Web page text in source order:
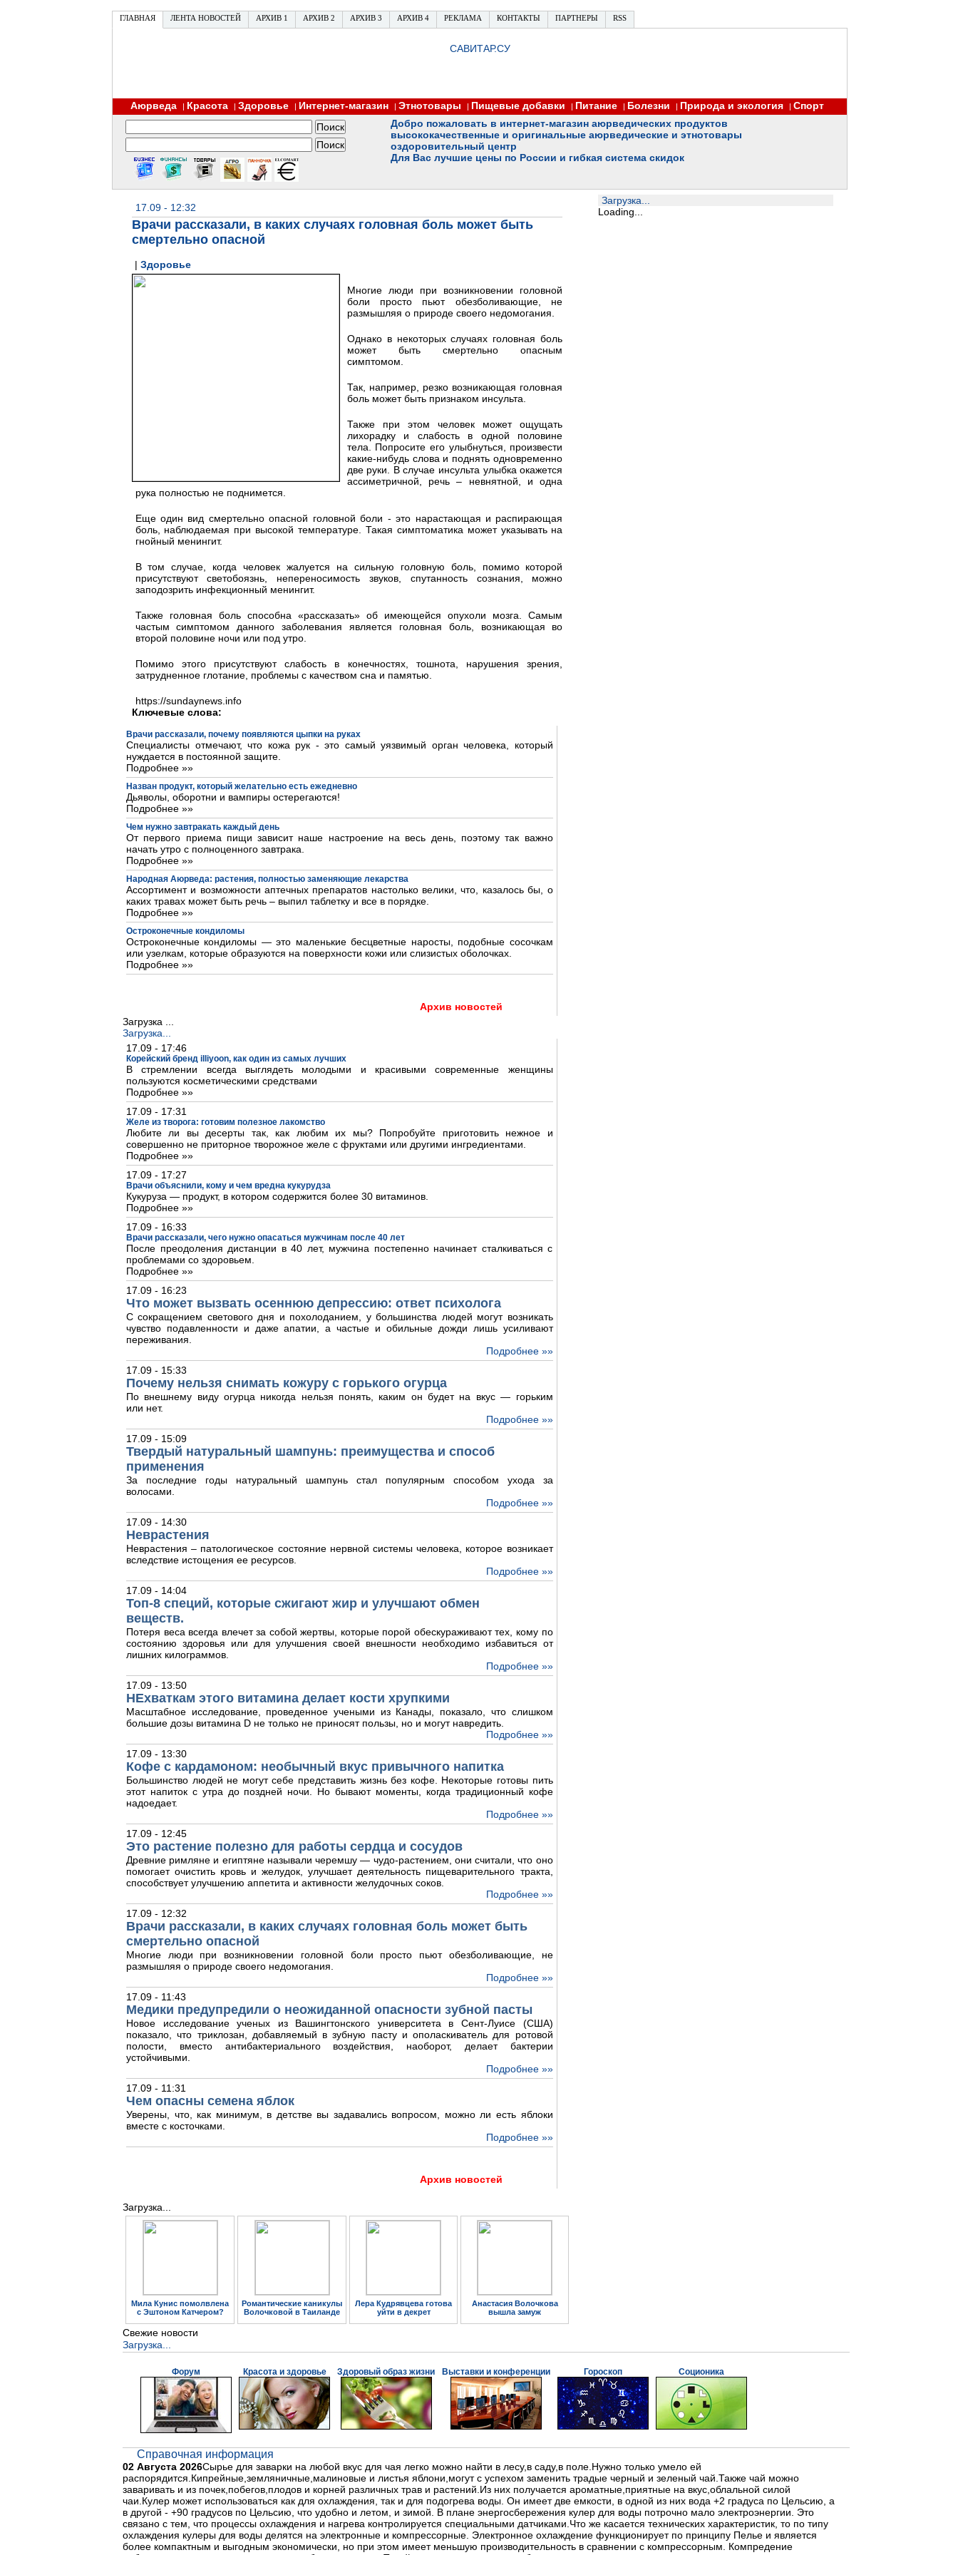
ГЛАВНАЯ ЛЕНТА НОВОСТЕЙ АРХИВ 1 АРХИВ 2 АРХИВ 3 АРХИВ 4 РЕКЛАМА КОНТАКТЫ ПАРТНЕРЫ RSS
САВИТАР.СУ
Аюрведа | Красота | Здоровье | Интернет-магазин | Этнотовары | Пищевые добавки | Питание | Болезни | Природа и экология | Спорт
Добро пожаловать в интернет-магазин аюрведических продуктов
высококачественные и оригинальные аюрведические и этнотовары
оздоровительный центр
Для Вас лучшие цены по России и гибкая система скидок
17.09 - 12:32
Врачи рассказали, в каких случаях головная боль может быть
смертельно опасной
| Здоровье
Многие люди при возникновении головной
боли просто пьют обезболивающие, не
размышляя о природе своего недомогания.
Однако в некоторых случаях головная боль
может быть смертельно опасным
симптомом.
Так, например, резко возникающая головная
боль может быть признаком инсульта.
Также при этом человек может ощущать
лихорадку и слабость в одной половине
тела. Попросите его улыбнуться, произвести
какие-нибудь слова и поднять одновременно
две руки. В случае инсульта улыбка окажется
ассиметричной, речь – невнятной, и одна
рука полностью не поднимется.
Еще один вид смертельно опасной головной боли - это нарастающая и распирающая
боль, наблюдаемая при высокой температуре. Такая симптоматика может указывать на
гнойный менингит.
В том случае, когда человек жалуется на сильную головную боль, помимо которой
присутствуют светобоязнь, непереносимость звуков, спутанность сознания, можно
заподозрить инфекционный менингит.
Также головная боль способна «рассказать» об имеющейся опухоли мозга. Самым
частым симптомом данного заболевания является головная боль, возникающая во
второй половине ночи или под утро.
Помимо этого присутствуют слабость в конечностях, тошнота, нарушения зрения,
затрудненное глотание, проблемы с качеством сна и памятью.
https://sundaynews.info
Ключевые слова:
Врачи рассказали, почему появляются цыпки на руках
Специалисты отмечают, что кожа рук - это самый уязвимый орган человека, который
нуждается в постоянной защите.
Подробнее »»
Назван продукт, который желательно есть ежедневно
Дьяволы, оборотни и вампиры остерегаются!
Подробнее »»
Чем нужно завтракать каждый день
От первого приема пищи зависит наше настроение на весь день, поэтому так важно
начать утро с полноценного завтрака.
Подробнее »»
Народная Аюрведа: растения, полностью заменяющие лекарства
Ассортимент и возможности аптечных препаратов настолько велики, что, казалось бы, о
каких травах может быть речь – выпил таблетку и все в порядке.
Подробнее »»
Остроконечные кондиломы
Остроконечные кондиломы — это маленькие бесцветные наросты, подобные сосочкам
или узелкам, которые образуются на поверхности кожи или слизистых оболочках.
Подробнее »»
Архив новостей
Загрузка ...
Загрузка...
17.09 - 17:46
Корейский бренд illiyoon, как один из самых лучших
В стремлении всегда выглядеть молодыми и красивыми современные женщины
пользуются косметическими средствами
Подробнее »»
17.09 - 17:31
Желе из творога: готовим полезное лакомство
Любите ли вы десерты так, как любим их мы? Попробуйте приготовить нежное и
совершенно не приторное творожное желе с фруктами или другими ингредиентами.
Подробнее »»
17.09 - 17:27
Врачи объяснили, кому и чем вредна кукурудза
Кукуруза — продукт, в котором содержится более 30 витаминов.
Подробнее »»
17.09 - 16:33
Врачи рассказали, чего нужно опасаться мужчинам после 40 лет
После преодоления дистанции в 40 лет, мужчина постепенно начинает сталкиваться с
проблемами со здоровьем.
Подробнее »»
17.09 - 16:23
Что может вызвать осеннюю депрессию: ответ психолога
С сокращением светового дня и похолоданием, у большинства людей могут возникать
чувство подавленности и даже апатии, а частые и обильные дожди лишь усиливают
переживания.
Подробнее »»
17.09 - 15:33
Почему нельзя снимать кожуру с горького огурца
По внешнему виду огурца никогда нельзя понять, каким он будет на вкус — горьким
или нет.
Подробнее »»
17.09 - 15:09
Твердый натуральный шампунь: преимущества и способ
применения
За последние годы натуральный шампунь стал популярным способом ухода за
волосами.
Подробнее »»
17.09 - 14:30
Неврастения
Неврастения – патологическое состояние нервной системы человека, которое возникает
вследствие истощения ее ресурсов.
Подробнее »»
17.09 - 14:04
Топ-8 специй, которые сжигают жир и улучшают обмен
веществ.
Потеря веса всегда влечет за собой жертвы, которые порой обескураживают тех, кому по
состоянию здоровья или для улучшения своей внешности необходимо избавиться от
лишних килограммов.
Подробнее »»
17.09 - 13:50
НЕхваткам этого витамина делает кости хрупкими
Масштабное исследование, проведенное учеными из Канады, показало, что слишком
большие дозы витамина D не только не приносят пользы, но и могут навредить.
Подробнее »»
17.09 - 13:30
Кофе с кардамоном: необычный вкус привычного напитка
Большинство людей не могут себе представить жизнь без кофе. Некоторые готовы пить
этот напиток с утра до поздней ночи. Но бывают моменты, когда традиционный кофе
надоедает.
Подробнее »»
17.09 - 12:45
Это растение полезно для работы сердца и сосудов
Древние римляне и египтяне называли черемшу — чудо-растением, они считали, что оно
помогает очистить кровь и желудок, улучшает деятельность пищеварительного тракта,
способствует улучшению аппетита и активности желудочных соков.
Подробнее »»
17.09 - 12:32
Врачи рассказали, в каких случаях головная боль может быть
смертельно опасной
Многие люди при возникновении головной боли просто пьют обезболивающие, не
размышляя о природе своего недомогания.
Подробнее »»
17.09 - 11:43
Медики предупредили о неожиданной опасности зубной пасты
Новое исследование ученых из Вашингтонского университета в Сент-Луисе (США)
показало, что триклозан, добавляемый в зубную пасту и ополаскиватель для ротовой
полости, вместо антибактериального воздействия, наоборот, делает бактерии
устойчивыми.
Подробнее »»
17.09 - 11:31
Чем опасны семена яблок
Уверены, что, как минимум, в детстве вы задавались вопросом, можно ли есть яблоки
вместе с косточками.
Подробнее »»
Архив новостей
Загрузка...
Мила Кунис помолвлена
с Эштоном Катчером?
Романтические каникулы
Волочковой в Таиланде
Лера Кудрявцева готова
уйти в декрет
Анастасия Волочкова
вышла замуж
Свежие новости
Загрузка...
Загрузка...
Loading...
Форум Красота и здоровье Здоровый образ жизни Выставки и конференции Гороскоп Соционика
Справочная информация
02 Августа 2026Сырье для заварки на любой вкус для чая легко можно найти в лесу,в саду,в поле.Нужно только умело ей
распорядится.Кипрейные,земляничные,малиновые и листья яблони,могут с успехом заменить традые черный и зеленый чай.Также чай можно
заваривать и из почек,побегов,плодов и корней различных трав и растений.Из них получается ароматные,приятные на вкус,облальной силой
чаи.Кулер может использоваться как для охлаждения, так и для подогрева воды. Он имеет две емкости, в одной из них вода +2 градуса по Цельсию, а
в другой - +90 градусов по Цельсию, что удобно и летом, и зимой. В плане энергосбережения кулер для воды потрочно мало электроэнергии. Это
связано с тем, что процессы охлаждения и нагрева контролируется специальными датчиками.Что же касается технических характеристик, то по типу
охлаждения кулеры для воды делятся на электронные и компрессорные. Электронное охлаждение функционирует по принципу Пелье и является
более компактным и выгодным экономически, но при этом имеет меньшую производительность в сравнении с компрессорным. Компредение